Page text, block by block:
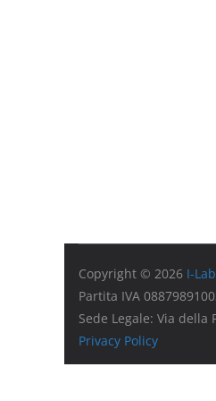
Copyright © 2026 I-
Partita IVA
Sede Legale: Via della
Privacy Policy